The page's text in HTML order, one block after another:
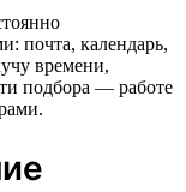
почта, календарь,
времени,
подбора — работе